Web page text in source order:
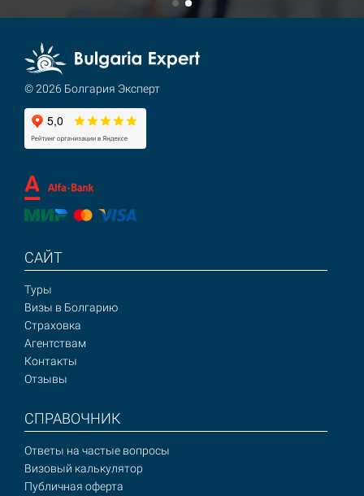
© 2026 Болгария Эксперт
САЙТ
Туры
Визы в Болгарию
Страховка
Агентствам
Контакты
Отзывы
СПРАВОЧНИК
Ответы на частые вопросы
Визовый калькулятор
Публичная оферта